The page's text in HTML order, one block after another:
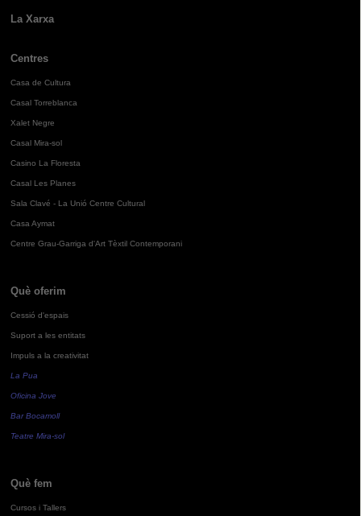
La Xarxa
Centres
Casa de Cultura
Casal Torreblanca
Xalet Negre
Casal Mira-sol
Casino La Floresta
Casal Les Planes
Sala Clavé - La Unió Centre Cultural
Casa Aymat
Centre Grau-Garriga d'Art Tèxtil Contemporani
Què oferim
Cessió d'espais
Suport a les entitats
Impuls a la creativitat
La Pua
Oficina Jove
Bar Bocamoll
Teatre Mira-sol
Què fem
Cursos i Tallers